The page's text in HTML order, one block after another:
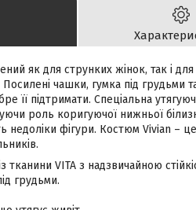
як для струнких жінок, так і
Посилені чашки, гумка під грудьми
її підтримати. Спеціальна
роль коригуючої нижньої
недоліки фігури. Костюм Vivian –
тканини VITA з надзвичайною
грудьми.